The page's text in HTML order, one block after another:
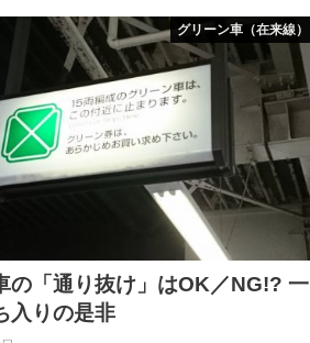
グリーン車（在来線）
の「通り抜け」はOK／NG!? 一
入りの是非